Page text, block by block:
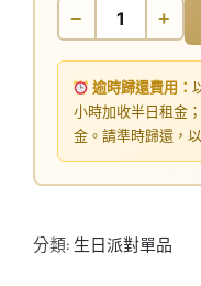
− +
逾時歸還費用：
小時加收半日租金
金。請準時歸還，
分類: 生日派對單品